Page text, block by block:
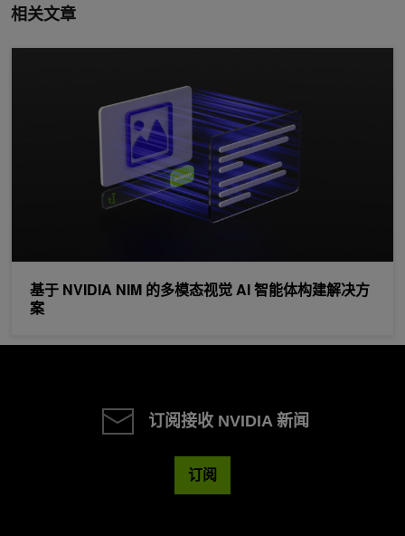
相关文章
基于 NVIDIA NIM 的多模态视觉 AI 智能体构建解决方
案
订阅接收 NVIDIA 新闻
订阅